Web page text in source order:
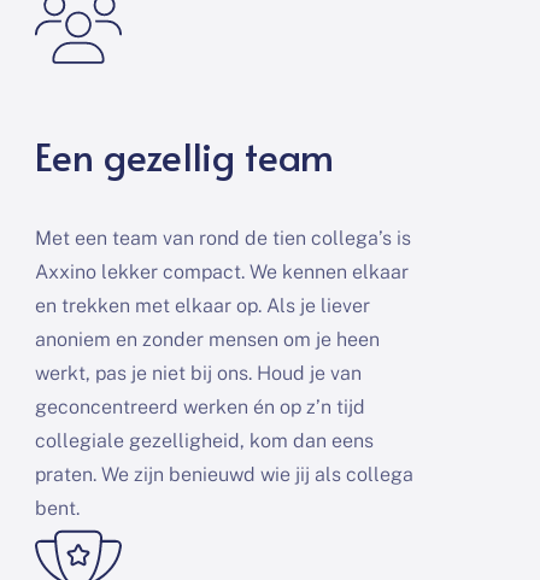
Een gezellig team
Met een team van rond de tien collega’s is
Axxino lekker compact. We kennen elkaar
en trekken met elkaar op. Als je liever
anoniem en zonder mensen om je heen
werkt, pas je niet bij ons. Houd je van
geconcentreerd werken én op z’n tijd
collegiale gezelligheid, kom dan eens
praten. We zijn benieuwd wie jij als collega
bent.